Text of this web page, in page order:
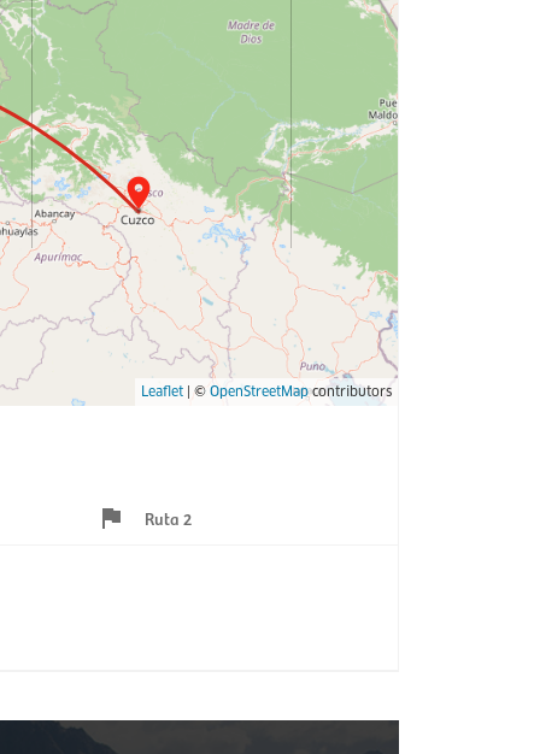
Leaflet | © OpenStreetMapcontributors
Ruta 2